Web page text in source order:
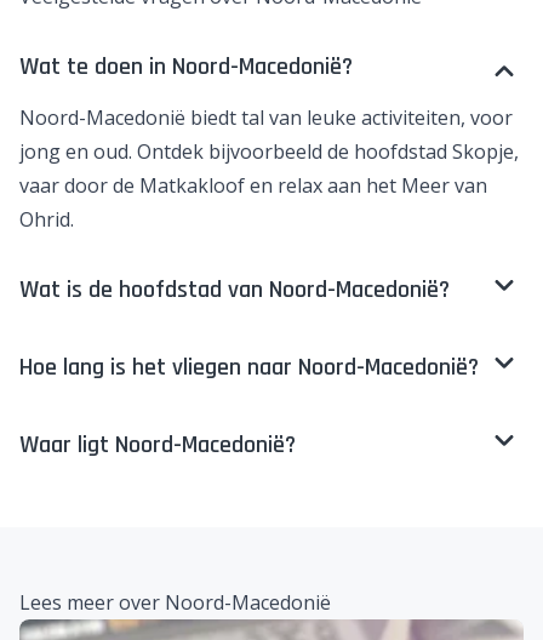
een vroegboek vakantie. Daarnaast staat Noord-
Veelgestelde vragen over Noord-Macedonië
Wat te doen in Noord-Macedonië?
Noord-Macedonië biedt tal van leuke activiteiten, voor
Ohrid.
Hoe lang is het vliegen naar Noord-Macedonië?